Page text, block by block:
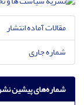
مقالات آماده انتشار
شماره جاری
شماره‌های پیشین